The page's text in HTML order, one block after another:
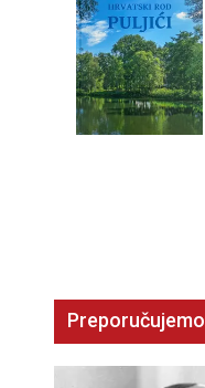
Preporučujemo